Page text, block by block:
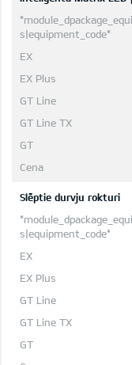
Slēptie durvju rokturi